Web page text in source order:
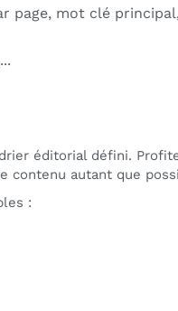
page, mot clé
éditorial défini.
contenu autant que
: